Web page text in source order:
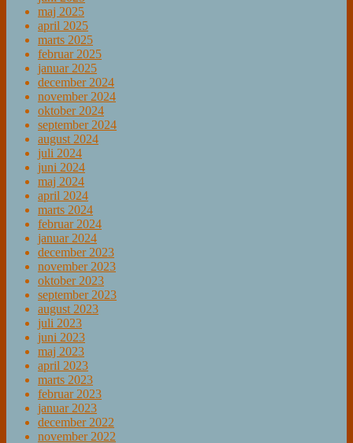
maj 2025
april 2025
marts 2025
februar 2025
januar 2025
december 2024
november 2024
oktober 2024
september 2024
august 2024
juli 2024
juni 2024
maj 2024
april 2024
marts 2024
februar 2024
januar 2024
december 2023
november 2023
oktober 2023
september 2023
august 2023
juli 2023
juni 2023
maj 2023
april 2023
marts 2023
februar 2023
januar 2023
december 2022
november 2022